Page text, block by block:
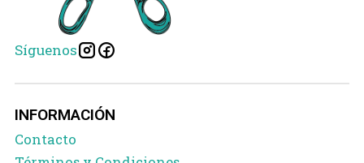
Síguenos
INFORMACIÓN
Contacto